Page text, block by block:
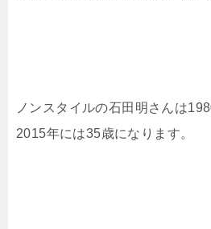
ノンスタイルの石田明さんは
2015年には35歳になります。